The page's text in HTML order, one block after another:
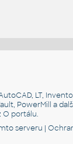
LT,
PowerMill a
O portálu.
serveru |